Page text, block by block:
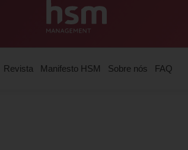
Revista Manifesto HSM Sobre nós FAQ